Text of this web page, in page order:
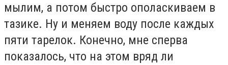
мылим, а потом быстро ополаскиваем в
тазике. Ну и меняем воду после каждых
пяти тарелок. Конечно, мне сперва
показалось, что на этом вряд ли